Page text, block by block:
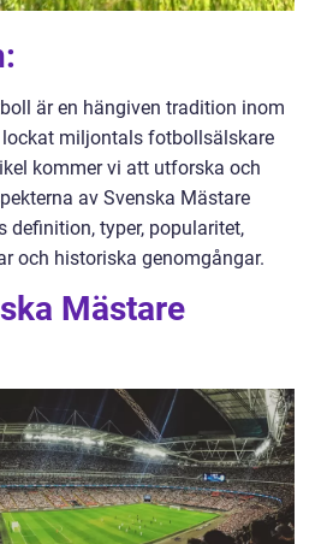
är en hängiven tradition inom
miljontals fotbollsälskare
kommer vi att utforska och
av Svenska Mästare
definition, typer, popularitet,
och historiska genomgångar.
Mästare